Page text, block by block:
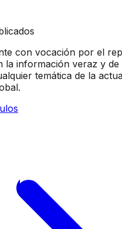
con vocación por el
la información veraz y de
temática de la